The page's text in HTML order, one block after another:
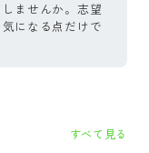
ませんか。志望
になる点だけで
すべて見る